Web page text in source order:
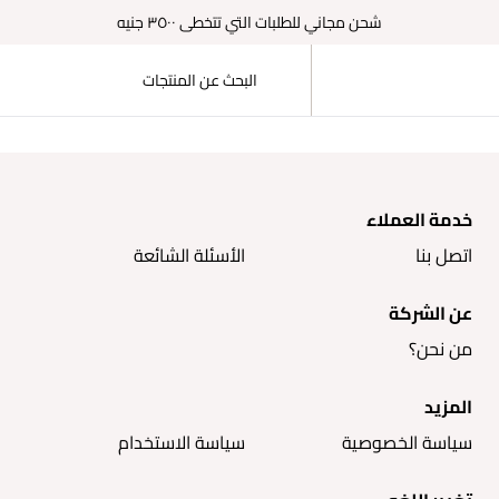
شحن مجاني للطلبات التي تتخطى ٣٥٠٠ جنيه
خدمة العملاء
اتصل بنا
الأسئلة الشائعة
عن الشركة
من نحن؟
المزيد
سياسة الخصوصية
سياسة الاستخدام